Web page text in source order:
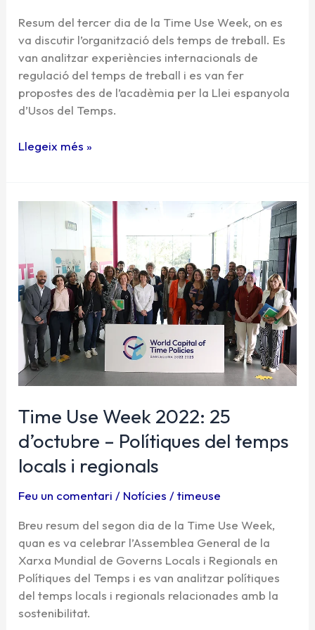
Resum del tercer dia de la Time Use Week, on es
va discutir l’organització dels temps de treball. Es
van analitzar experiències internacionals de
regulació del temps de treball i es van fer
propostes des de l’acadèmia per la Llei espanyola
d’Usos del Temps.
Llegeix més »
Time Use Week 2022: 25
d’octubre – Polítiques del temps
locals i regionals
Feu un comentari / Notícies /timeuse
Breu resum del segon dia de la Time Use Week,
quan es va celebrar l’Assemblea General de la
Xarxa Mundial de Governs Locals i Regionals en
Polítiques del Temps i es van analitzar polítiques
del temps locals i regionals relacionades amb la
sostenibilitat.
2022:
25
d’octubre
–
Polítiques
del
temps
locals
regionals